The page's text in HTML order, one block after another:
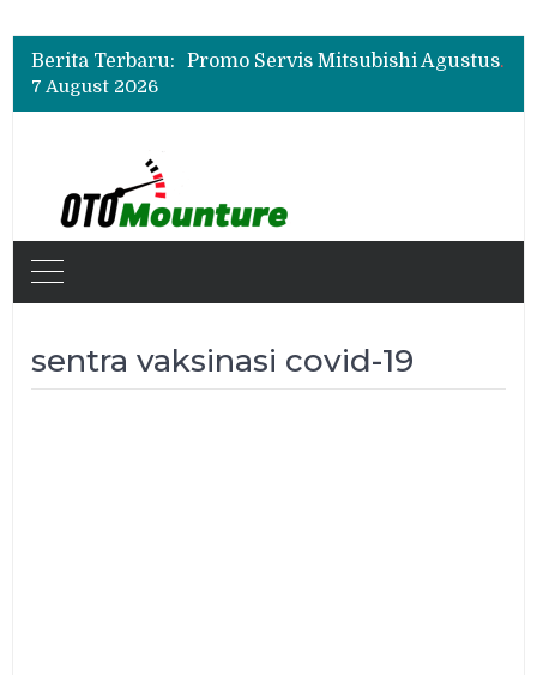
Berita Terbaru:
Bukan Cuma Layar 14,6 Inci, Ini Fitur Pintar Changan Nevo Q05 yang Dibanderol Rp309 Juta
Promo Servis Mitsubishi Agustus 2026, Ada Diskon ESP dan Bodi & Cat Kilau Merdeka
Bukan Cuma Layar 14,6 Inci, Ini Fitur Pintar Changan Nevo Q05 yang Dibanderol Rp309 Juta
7 August 2026
sentra vaksinasi covid-19